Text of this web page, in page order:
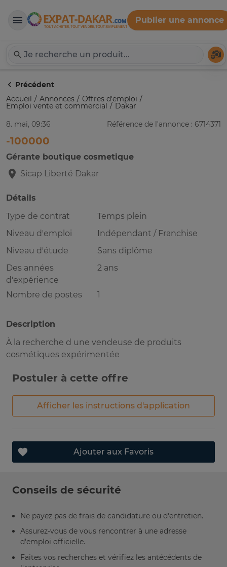
Expat-Dakar
Publier une annonce
Précédent
Accueil
Annonces Offres d'emploi
Emploi vente et commercial
Dakar
8. mai, 09:36
Référence de l'annonce : 6714371
-100000
Gérante boutique cosmetique
Sicap Liberté Dakar
Détails
Type de contrat
Temps plein
Niveau d'emploi
Indépendant / Franchise
Niveau d'étude
Sans diplôme
Des années
d'expérience
2 ans
Nombre de postes 1
Description
À la recherche d une vendeuse de produits
cosmétiques expérimentée
Postuler à cette offre
Afficher les instructions d'application
Ajouter aux Favoris
Conseils de sécurité
Ne payez pas de frais de candidature ou d'entretien.
Assurez-vous de vous rencontrer à une adresse
d'emploi officielle.
Faites vos recherches et vérifiez les antécédents de